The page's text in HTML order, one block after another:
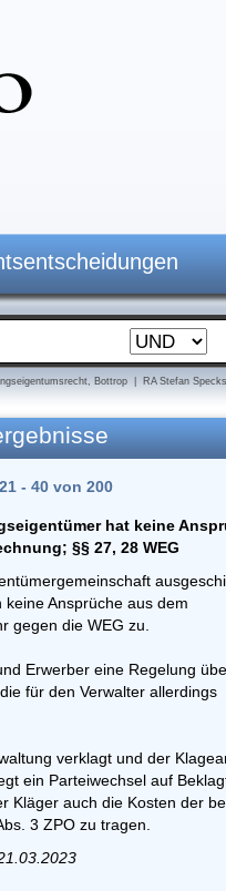
Bottrop | RA Stefan
- 40 von 200
hat keine
§§ 27, 28 WEG
Ansprüche aus dem
gegen die WEG zu.
Erwerber eine Regelung
für den Verwalter allerdings
verklagt und der
ein Parteiwechsel auf
Kläger auch die Kosten der
3 ZPO zu tragen.